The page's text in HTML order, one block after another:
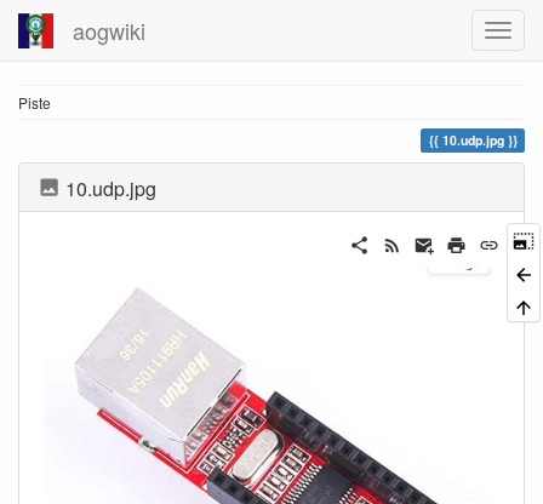
aogwiki
Piste
10.udp.jpg
10.udp.jpg